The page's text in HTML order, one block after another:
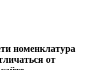
номенклатура
от